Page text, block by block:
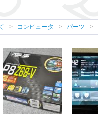
コンピュータ パーツ